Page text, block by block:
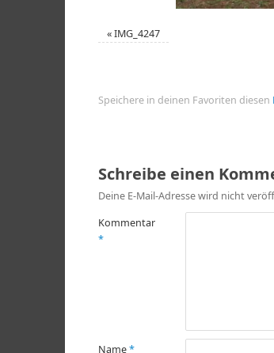
«IMG_4247
Speichere in deinen Favoriten diesen
Schreibe einen
Deine E-Mail-Adresse wird nicht
Kommentar
*
Name*